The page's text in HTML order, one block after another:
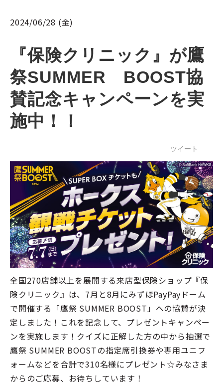
2024/06/28 (金)
『保険クリニック』が鷹
祭SUMMER　BOOST協
賛記念キャンペーンを実
施中！！
ツイート
全国270店舗以上を展開する来店型保険ショップ『保
険クリニック』は、7月と8月にみずほPayPayドーム
で開催する「鷹祭 SUMMER BOOST」への協賛が決
定しました！これを記念して、プレゼントキャンペー
ンを実施します！クイズに正解した方の中から抽選で
鷹祭 SUMMER BOOSTの指定席引換券や専用ユニフ
ォームなどを合計で310名様にプレゼント☆みなさま
からのご応募、お待ちしています！